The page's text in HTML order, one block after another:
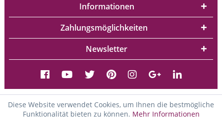
Informationen
Zahlungsmöglichkeiten
Newsletter
Diese Website verwendet Cookies, um Ihnen die bestmögliche
Funktionalität bieten zu können. Mehr Informationen